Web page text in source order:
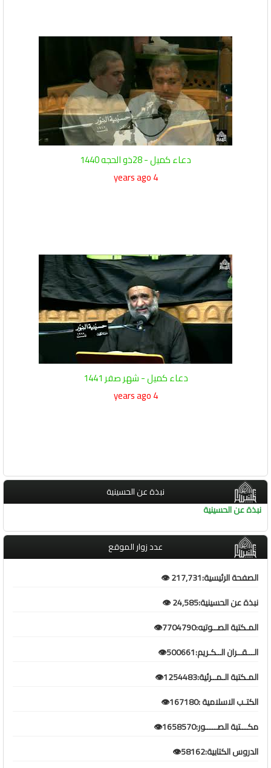
دعاء كميل - 28ذو الحجه 1440
4 years ago
دعاء كميل - شهر صفر 1441
4 years ago
نبذة عن الحسينية
نبذة عن الحسينية
عدد زوار الموقع
الصفحة الرئيسية:217,731 👁️
نبذة عن الحسينية:24,585 👁️
المـكتبة الصــوتيه:7704790👁️
الـــقــران الــكـريم:500661👁️
المـكتبة الـمــرئية:1254483👁️
الكتـب الاسلامية :167180👁️
مكـــتبة الصـــــور:1658570👁️
الدروس الكتابية:58162👁️